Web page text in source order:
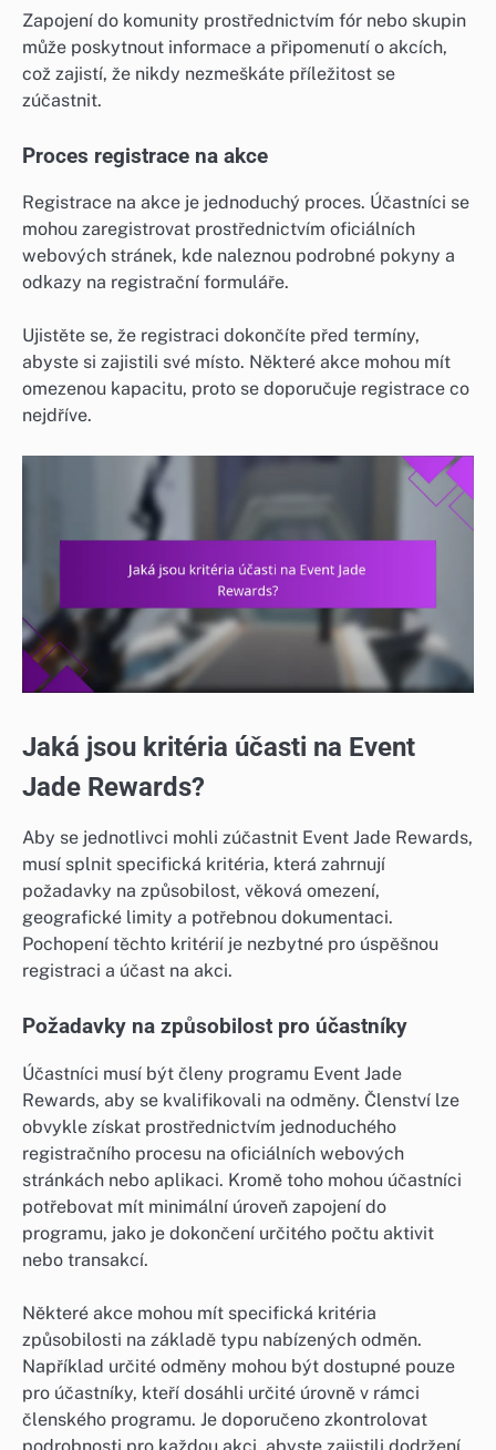
Zapojení do komunity prostřednictvím fór nebo skupin
může poskytnout informace a připomenutí o akcích,
což zajistí, že nikdy nezmeškáte příležitost se
zúčastnit.
Proces registrace na akce
Registrace na akce je jednoduchý proces. Účastníci se
mohou zaregistrovat prostřednictvím oficiálních
webových stránek, kde naleznou podrobné pokyny a
odkazy na registrační formuláře.
Ujistěte se, že registraci dokončíte před termíny,
abyste si zajistili své místo. Některé akce mohou mít
omezenou kapacitu, proto se doporučuje registrace co
nejdříve.
Jaká jsou kritéria účasti na Event
Jade Rewards?
Aby se jednotlivci mohli zúčastnit Event Jade Rewards,
musí splnit specifická kritéria, která zahrnují
požadavky na způsobilost, věková omezení,
geografické limity a potřebnou dokumentaci.
Pochopení těchto kritérií je nezbytné pro úspěšnou
registraci a účast na akci.
Požadavky na způsobilost pro účastníky
Účastníci musí být členy programu Event Jade
Rewards, aby se kvalifikovali na odměny. Členství lze
obvykle získat prostřednictvím jednoduchého
registračního procesu na oficiálních webových
stránkách nebo aplikaci. Kromě toho mohou účastníci
potřebovat mít minimální úroveň zapojení do
programu, jako je dokončení určitého počtu aktivit
nebo transakcí.
Některé akce mohou mít specifická kritéria
způsobilosti na základě typu nabízených odměn.
Například určité odměny mohou být dostupné pouze
pro účastníky, kteří dosáhli určité úrovně v rámci
členského programu. Je doporučeno zkontrolovat
podrobnosti pro každou akci, abyste zajistili dodržení